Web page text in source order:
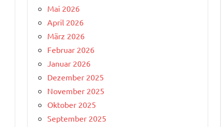
Mai 2026
April 2026
März 2026
Februar 2026
Januar 2026
Dezember 2025
November 2025
Oktober 2025
September 2025